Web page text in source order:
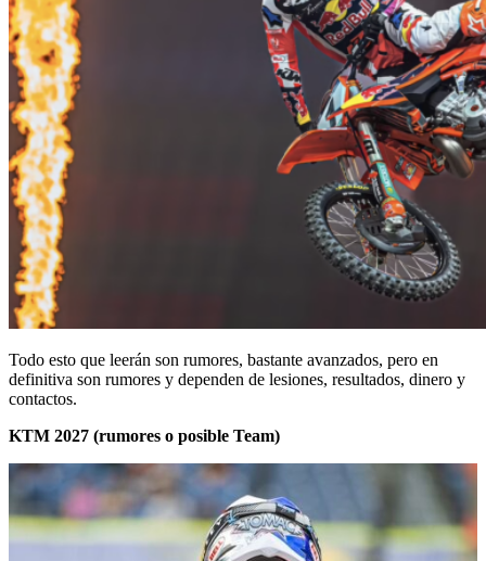
Todo esto que leerán son rumores, bastante avanzados, pero en
definitiva son rumores y dependen de lesiones, resultados, dinero y
contactos.
KTM 2027 (rumores o posible Team)